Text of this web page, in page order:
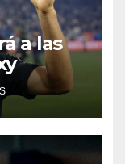
a las